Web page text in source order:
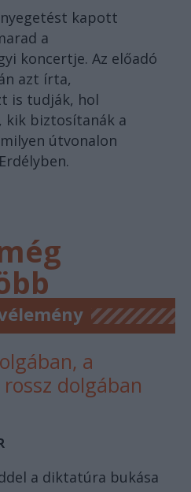
kapott
a
koncertje. Az előadó
azt írta,
is tudják, hol
kik biztosítanák a
útvonalon
a
dolgában
a diktatúra bukása